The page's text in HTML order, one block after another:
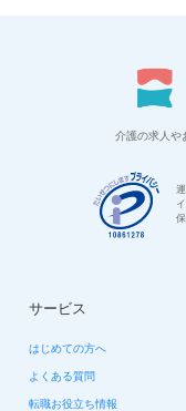
介護の求人や
サービス
はじめての方へ
よくある質問
転職お役立ち情報